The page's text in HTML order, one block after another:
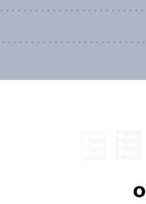
. . . . . . . . . . . . . . . . . . . . . .
. . . . . . . . . . . . . . . . . . . . . .
the Supreme Court
it can search a
. . . . . . . . . . . . . . . . . . . . . . .
. . . . . . . . . . . . . . . . . . . . . . .
. . . . . . . . . . . . . . . . . . . . . .